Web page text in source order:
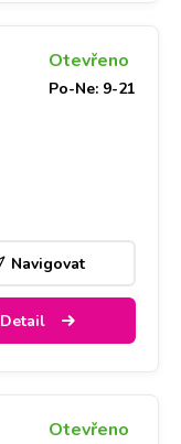
Otevřeno
Po-Ne: 9-21
Navigovat
Detail
Otevřeno